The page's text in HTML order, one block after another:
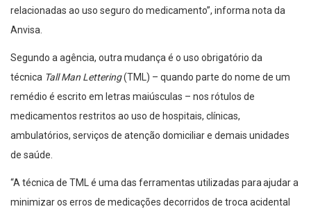
relacionadas ao uso seguro do medicamento”, informa nota da
Anvisa.
Segundo a agência, outra mudança é o uso obrigatório da
técnica Tall Man Lettering(TML) – quando parte do nome de um
remédio é escrito em letras maiúsculas – nos rótulos de
medicamentos restritos ao uso de hospitais, clínicas,
ambulatórios, serviços de atenção domiciliar e demais unidades
de saúde.
“A técnica de TML é uma das ferramentas utilizadas para ajudar a
minimizar os erros de medicações decorridos de troca acidental